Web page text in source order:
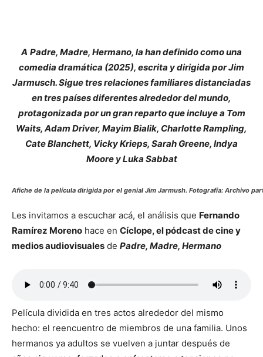
A Padre, Madre, Hermano, la han definido como una
comedia dramática (2025), escrita y dirigida por Jim
Jarmusch. Sigue tres relaciones familiares distanciadas
en tres países diferentes alrededor del mundo,
protagonizada por un gran reparto que incluye a Tom
Waits, Adam Driver, Mayim Bialik, Charlotte Rampling,
Cate Blanchett, Vicky Krieps, Sarah Greene, Indya
Moore y Luka Sabbat
Afiche de la película dirigida por el genial Jim Jarmush. Fotografía: Archivo
Les invitamos a escuchar acá, el análisis que Fernando
Ramírez Moreno hace en Cíclope, el pódcast de cine y
medios audiovisuales de Padre, Madre, Hermano
Película dividida en tres actos alrededor del mismo
hecho: el reencuentro de miembros de una familia. Unos
hermanos ya adultos se vuelven a juntar después de